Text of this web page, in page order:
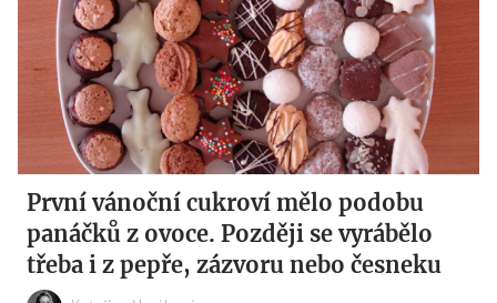
První vánoční cukroví mělo podobu
panáčků z ovoce. Později se vyrábělo
třeba i z pepře, zázvoru nebo česneku